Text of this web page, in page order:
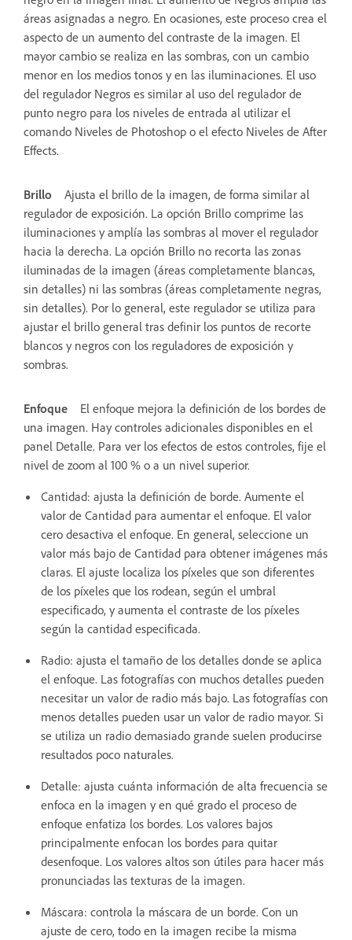
áreas asignadas a negro. En ocasiones, este proceso crea el
aspecto de un aumento del contraste de la imagen. El
mayor cambio se realiza en las sombras, con un cambio
menor en los medios tonos y en las iluminaciones. El uso
del regulador Negros es similar al uso del regulador de
punto negro para los niveles de entrada al utilizar el
comando Niveles de Photoshop o el efecto Niveles de After
Effects.
Brillo
Ajusta el brillo de la imagen, de forma similar al
regulador de exposición. La opción Brillo comprime las
iluminaciones y amplía las sombras al mover el regulador
hacia la derecha. La opción Brillo no recorta las zonas
iluminadas de la imagen (áreas completamente blancas,
sin detalles) ni las sombras (áreas completamente negras,
sin detalles). Por lo general, este regulador se utiliza para
ajustar el brillo general tras definir los puntos de recorte
blancos y negros con los reguladores de exposición y
sombras.
Enfoque
El enfoque mejora la definición de los bordes de
una imagen. Hay controles adicionales disponibles en el
panel Detalle. Para ver los efectos de estos controles, fije el
nivel de zoom al 100 % o a un nivel superior.
Cantidad: ajusta la definición de borde. Aumente el
valor de Cantidad para aumentar el enfoque. El valor
cero desactiva el enfoque. En general, seleccione un
valor más bajo de Cantidad para obtener imágenes más
claras. El ajuste localiza los píxeles que son diferentes
de los píxeles que los rodean, según el umbral
especificado, y aumenta el contraste de los píxeles
según la cantidad especificada.
Radio: ajusta el tamaño de los detalles donde se aplica
el enfoque. Las fotografías con muchos detalles pueden
necesitar un valor de radio más bajo. Las fotografías con
menos detalles pueden usar un valor de radio mayor. Si
se utiliza un radio demasiado grande suelen producirse
resultados poco naturales.
Detalle: ajusta cuánta información de alta frecuencia se
enfoca en la imagen y en qué grado el proceso de
enfoque enfatiza los bordes. Los valores bajos
principalmente enfocan los bordes para quitar
desenfoque. Los valores altos son útiles para hacer más
pronunciadas las texturas de la imagen.
Máscara: controla la máscara de un borde. Con un
ajuste de cero, todo en la imagen recibe la misma